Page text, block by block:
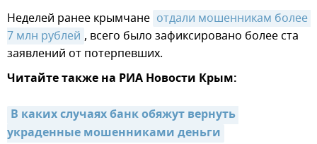
Неделей ранее крымчане отдали мошенникам более
7 млн рублей , всего было зафиксировано более ста
заявлений от потерпевших.
Читайте также на РИА Новости Крым:
В каких случаях банк обяжут вернуть
украденные мошенниками деньги